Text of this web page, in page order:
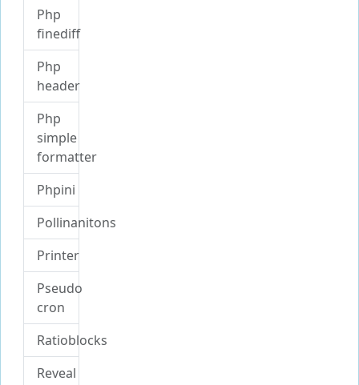
Php
finediff
Php
header
Php
simple
formatter
Phpini
Pollinanitons
Printer
Pseudo
cron
Ratioblocks
Reveal